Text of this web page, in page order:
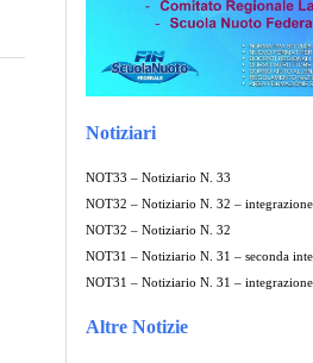
Notiziari
NOT33 – Notiziario N. 33
NOT32 – Notiziario N. 32 – integrazione
NOT32 – Notiziario N. 32
NOT31 – Notiziario N. 31 – seconda
NOT31 – Notiziario N. 31 – integrazione
Altre Notizie